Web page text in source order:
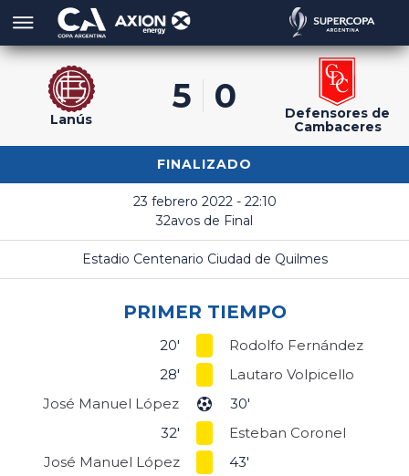
23 febrero 2022 - 22:10
32avos de Final
FINALIZADO
Estadio Centenario Ciudad de Quilmes
Lanús
5 0
Defensores de
Cambaceres
PRIMER TIEMPO
Rodolfo Fernández
20'
Lautaro Volpicello
28'
José Manuel López
30'
Esteban Coronel
32'
José Manuel López
43'